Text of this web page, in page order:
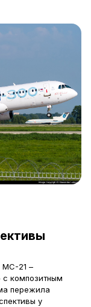
МС-21 –
с композитным
пережила
у